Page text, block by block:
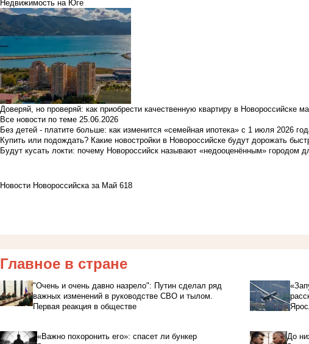
Недвижимость на Юге
Доверяй, но проверяй: как приобрести качественную квартиру в Новороссийске
Все новости по теме 25.06.2026
Без детей - платите больше: как изменится «семейная ипотека» с 1 июля 2026
Купить или подождать? Какие новостройки в Новороссийске будут дорожать
Будут кусать локти: почему Новороссийск называют «недооценённым» городом
Новости Новороссийска за Май 618
Главное в стране
"Очень и очень давно назрело": Путин сделал ряд
важных изменений в руководстве СВО и тылом.
Первая реакция в обществе
«Важно похоронить его»: спасет ли бункер
До